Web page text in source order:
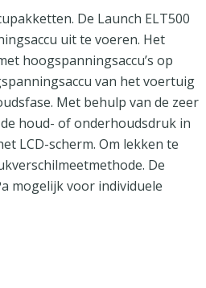
De Launch ELT500
uit te voeren. Het
hoogspanningsaccu’s op
van het voertuig
Met behulp van de zeer
houd- of onderhoudsdruk in
LCD-scherm. Om lekken te
De
mogelijk voor individuele